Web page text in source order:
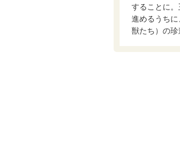
することに
進めるうち
獣たち）の珍